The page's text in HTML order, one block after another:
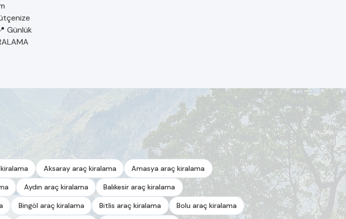
Günlük
Aksaray araç kiralama Amasya araç kiralama
Aydın araç kiralama Balıkesir araç kiralama
Bingöl araç kiralama Bitlis araç kiralama Bolu araç kiralama